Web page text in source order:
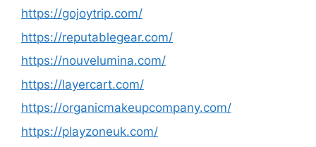
https://gojoytrip.com/
https://reputablegear.com/
https://nouvelumina.com/
https://layercart.com/
https://organicmakeupcompany.com/
https://playzoneuk.com/